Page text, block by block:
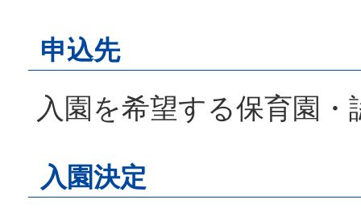
申込先
入園を希望する保育園
入園決定